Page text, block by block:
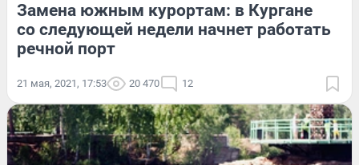
Замена южным курортам: в Кургане
со следующей недели начнет работать
речной порт
21 мая, 2021, 17:53 20 470 12